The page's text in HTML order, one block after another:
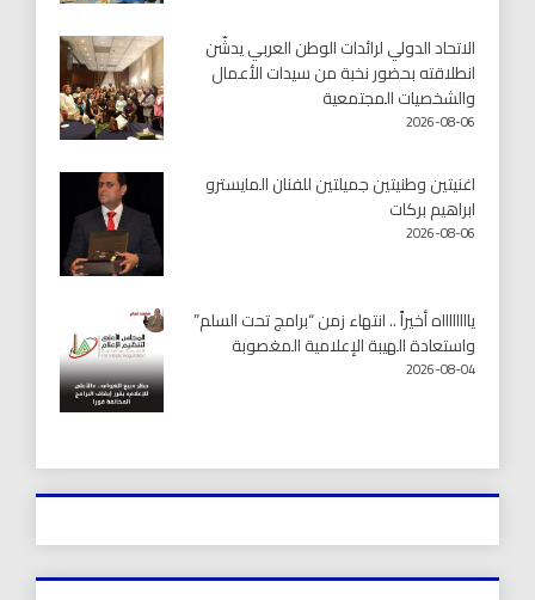
الاتحاد الدولي لرائدات الوطن العربي يدشّن
انطلاقته بحضور نخبة من سيدات الأعمال
والشخصيات المجتمعية
2026-08-06
اغنيتين وطنيتين جميلتين للفنان المايسترو
ابراهيم بركات
2026-08-06
يااااااااه أخيراً .. انتهاء زمن “برامج تحت السلم”
واستعادة الهيبة الإعلامية المغصوبة
2026-08-04